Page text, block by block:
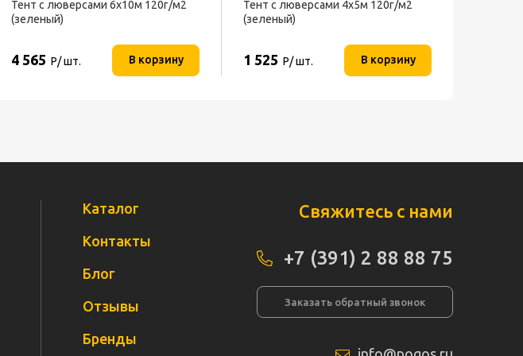
Тент с люверсами 6х10м 120г/м2
(зеленый)
4 565 Р/ шт. В корзину
Тент с люверсами 4х5м 120г/м2
(зеленый)
1 525 Р/ шт. В корзину
Каталог
Контакты
Блог
Отзывы
Бренды
Свяжитесь с нами
+7 (391) 2 88 88 75
Заказать обратный звонок